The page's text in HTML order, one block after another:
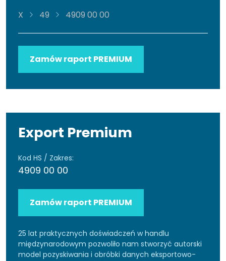
X 49 4909 00 00
Zamów raport PREMIUM
Export Premium
Kod HS / Zakres:
4909 00 00
Zamów raport PREMIUM
25 lat praktycznych doświadczeń w handlu
międzynarodowym pozwoliło nam stworzyć autorski
model pozyskiwania i obróbki danych eksportowo-